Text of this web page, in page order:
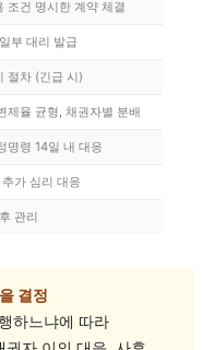
조건 명시한 계약 체결
부 대리 발급
절차 (긴급 시)
제율 균형, 채권자별 분배
명령 14일 내 대응
가 심리 대응
관리
결정
하느냐에 따라